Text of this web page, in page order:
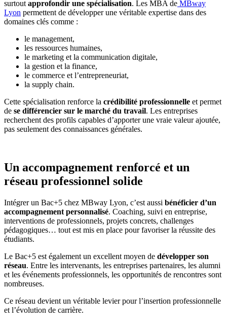
surtout approfondir une spécialisation. Les MBA de MBway
Lyon permettent de développer une véritable expertise dans des
domaines clés comme :
le management,
les ressources humaines,
le marketing et la communication digitale,
la gestion et la finance,
le commerce et l’entrepreneuriat,
la supply chain.
Cette spécialisation renforce la crédibilité professionnelle et permet
de se différencier sur le marché du travail. Les entreprises
recherchent des profils capables d’apporter une vraie valeur ajoutée,
pas seulement des connaissances générales.
Un accompagnement renforcé et un
réseau professionnel solide
Intégrer un Bac+5 chez MBway Lyon, c’est aussi bénéficier d’un
accompagnement personnalisé. Coaching, suivi en entreprise,
interventions de professionnels, projets concrets, challenges
pédagogiques… tout est mis en place pour favoriser la réussite des
étudiants.
Le Bac+5 est également un excellent moyen de développer son
réseau. Entre les intervenants, les entreprises partenaires, les alumni
et les événements professionnels, les opportunités de rencontres sont
nombreuses.
Ce réseau devient un véritable levier pour l’insertion professionnelle
et l’évolution de carrière.